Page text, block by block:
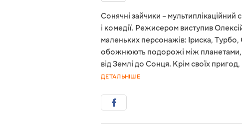
Сонячні зайчики –
і комедії. Режисером виступив
маленьких персонажів: Іриска, Турбо,
обожнюють подорожі між планетами,
від Землі до Сонця. Крім своїх
ДЕТАЛЬНІШЕ